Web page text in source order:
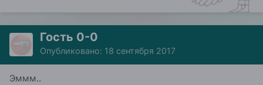
Гость 0-0
Опубликовано: 18 сентября 2017
Эммм..